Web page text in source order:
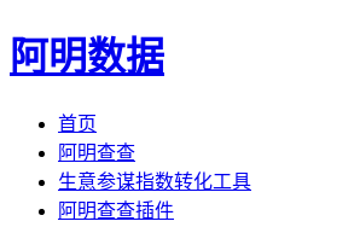
阿明数据
首页
阿明查查
生意参谋指数转化工具
阿明查查插件